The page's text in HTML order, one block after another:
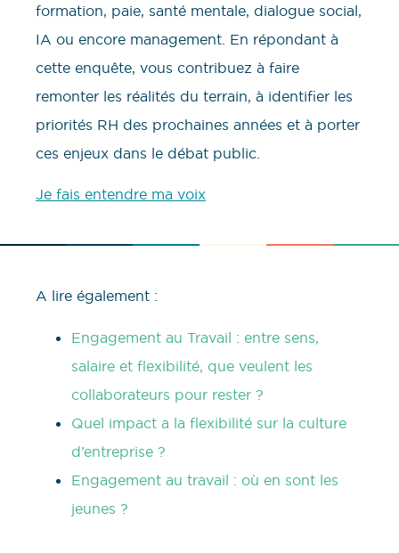
formation, paie, santé mentale, dialogue social,
IA ou encore management. En répondant à
cette enquête, vous contribuez à faire
remonter les réalités du terrain, à identifier les
priorités RH des prochaines années et à porter
ces enjeux dans le débat public.
Je fais entendre ma voix
A lire également :
Engagement au Travail : entre sens,
salaire et flexibilité, que veulent les
collaborateurs pour rester ?
Quel impact a la flexibilité sur la culture
d’entreprise ?
Engagement au travail : où en sont les
jeunes ?